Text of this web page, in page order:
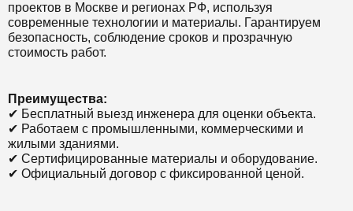
проектов в Москве и регионах РФ, используя
современные технологии и материалы. Гарантируем
безопасность, соблюдение сроков и прозрачную
стоимость работ.
Преимущества:
✔ Бесплатный выезд инженера для оценки объекта.
✔ Работаем с промышленными, коммерческими и
жилыми зданиями.
✔ Сертифицированные материалы и оборудование.
✔ Официальный договор с фиксированной ценой.